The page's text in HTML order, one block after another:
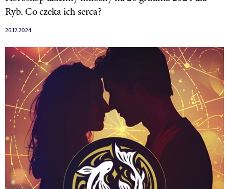
Ryb. Co czeka ich serca?
26.12.2024